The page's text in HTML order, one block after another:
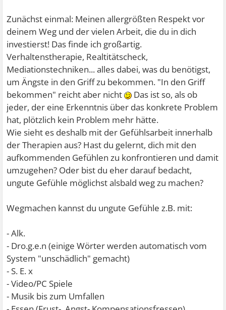
Zunächst einmal: Meinen allergrößten Respekt vor
deinem Weg und der vielen Arbeit, die du in dich
investierst! Das finde ich großartig.
Verhaltenstherapie, Realtitätscheck,
Mediationstechniken... alles dabei, was du benötigst,
um Ängste in den Griff zu bekommen. "In den Griff
bekommen" reicht aber nicht
Das ist so, als ob
jeder, der eine Erkenntnis über das konkrete Problem
hat, plötzlich kein Problem mehr hätte.
Wie sieht es deshalb mit der Gefühlsarbeit innerhalb
der Therapien aus? Hast du gelernt, dich mit den
aufkommenden Gefühlen zu konfrontieren und damit
umzugehen? Oder bist du eher darauf bedacht,
ungute Gefühle möglichst alsbald weg zu machen?
Wegmachen kannst du ungute Gefühle z.B. mit:
- Alk.
- Dro.g.e.n (einige Wörter werden automatisch vom
System "unschädlich" gemacht)
- S. E. x
- Video/PC Spiele
- Musik bis zum Umfallen